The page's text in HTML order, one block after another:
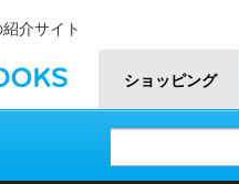
介サイト
マイナビBOOKS
ショッピング